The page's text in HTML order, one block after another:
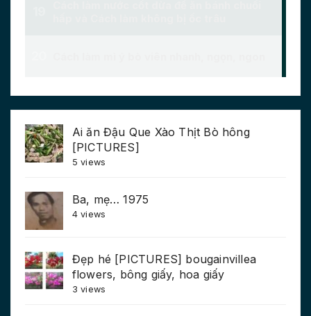
Ai ăn Đậu Que Xào Thịt Bò hông
[PICTURES]
5 views
Ba, mẹ… 1975
4 views
Đẹp hé [PICTURES] bougainvillea
flowers, bông giấy, hoa giấy
3 views